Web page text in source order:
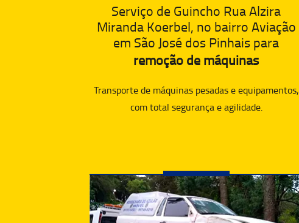
Serviço de Guincho Rua Alzira
Miranda Koerbel, no bairro Aviação
em São José dos Pinhais para
remoção de máquinas
Transporte de máquinas pesadas e equipamentos,
com total segurança e agilidade.